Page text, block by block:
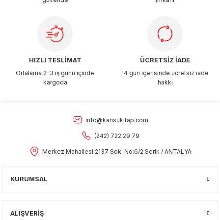
HIZLI TESLİMAT
Ortalama 2-3 iş günü içinde
kargoda
ÜCRETSİZ İADE
14 gün içerisinde ücretsiz iade
hakkı
info@kansukitap.com
(242) 722 29 79
Merkez Mahallesi 2137 Sok. No:6/2 Serik / ANTALYA
KURUMSAL
ALIŞVERİŞ